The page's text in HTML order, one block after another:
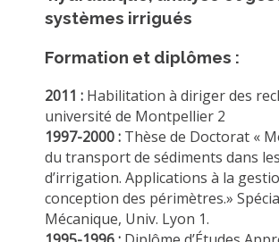
systèmes irrigués
Formation et diplômes :
2011 : Habilitation à diriger des
université de Montpellier 2
1997-2000 : Thèse de Doctorat «
du transport de sédiments dans
d’irrigation. Applications à la
conception des périmètres.»
Mécanique, Univ. Lyon 1.